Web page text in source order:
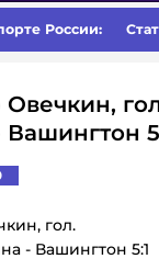
России:
гол.
- Вашингтон 5:1